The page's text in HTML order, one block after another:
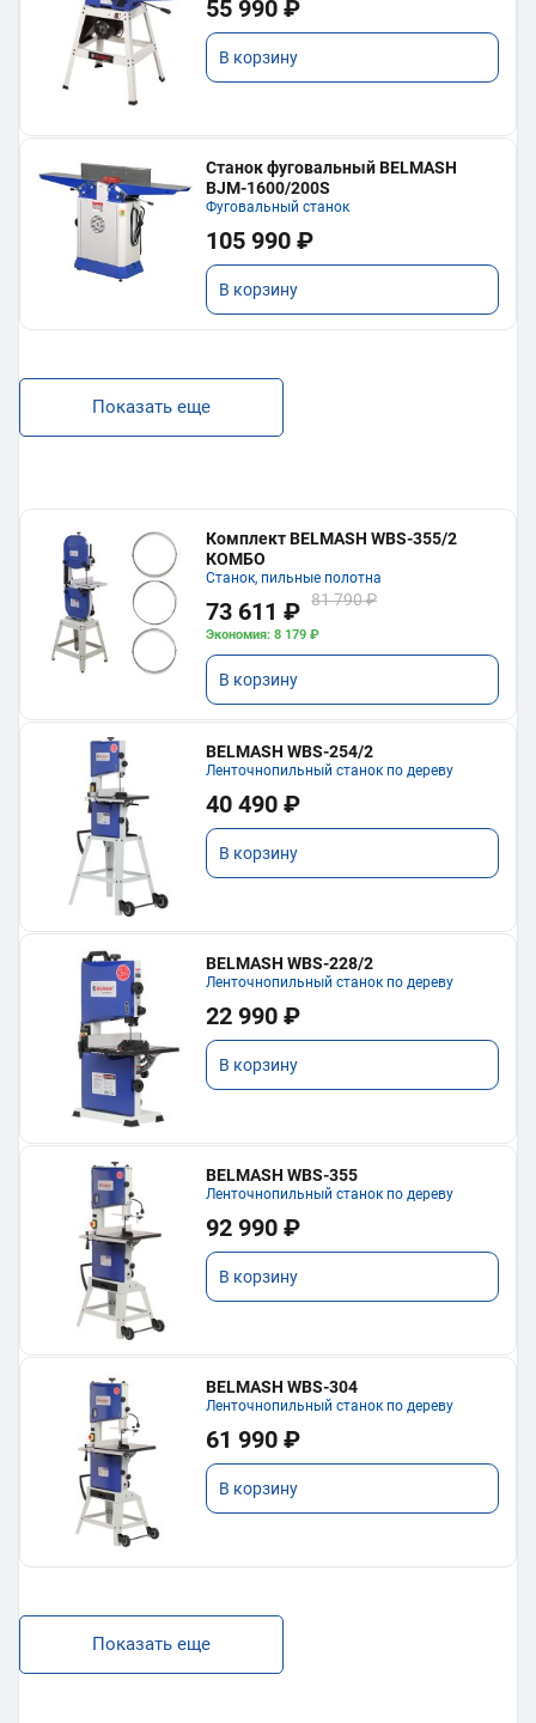
55 990 ₽
В корзину
Станок фуговальный BELMASH
BJM-1600/200S
Фуговальный станок
105 990 ₽
В корзину
Показать еще
Комплект BELMASH WBS-355/2
КОМБО
Станок, пильные полотна
73 611 ₽ 81 790 ₽
Экономия: 8 179 ₽
В корзину
BELMASH WBS-254/2
Ленточнопильный станок по дереву
40 490 ₽
В корзину
BELMASH WBS-228/2
Ленточнопильный станок по дереву
22 990 ₽
В корзину
BELMASH WBS-355
Ленточнопильный станок по дереву
92 990 ₽
В корзину
BELMASH WBS-304
Ленточнопильный станок по дереву
61 990 ₽
В корзину
Показать еще